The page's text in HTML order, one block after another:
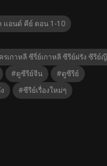
แอนด์ คีย์ ตอน 1-10
กาหลี ซีรี่ย์เกาหลี ซีรีย์ฝรัง ซีรี
#ดูซีรีย์จีน
#ดูซีรีย์
#ซีรีย์เรื่องใหม่ๆ